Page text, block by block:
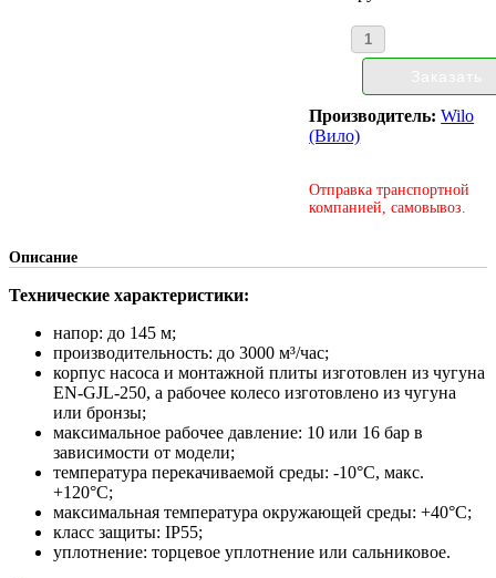
Производитель:Wilo
(Вило)
Отправка транспортной
компанией, самовывоз.
Описание
Технические характеристики:
напор: до 145 м;
производительность: до 3000 м³/час;
корпус насоса и монтажной плиты изготовлен из чугуна
EN-GJL-250, а рабочее колесо изготовлено из чугуна
или бронзы;
максимальное рабочее давление: 10 или 16 бар в
зависимости от модели;
температура перекачиваемой среды: -10°С, макс.
+120°С;
максимальная температура окружающей среды: +40°С;
класс защиты: IP55;
уплотнение: торцевое уплотнение или сальниковое.